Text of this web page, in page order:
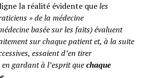
la réalité évidente queles
» de la médecine
basée sur les faits) évaluent
sur chaque patient et, à la suite
essaient d’en tirer
gardant à l’esprit quechaque